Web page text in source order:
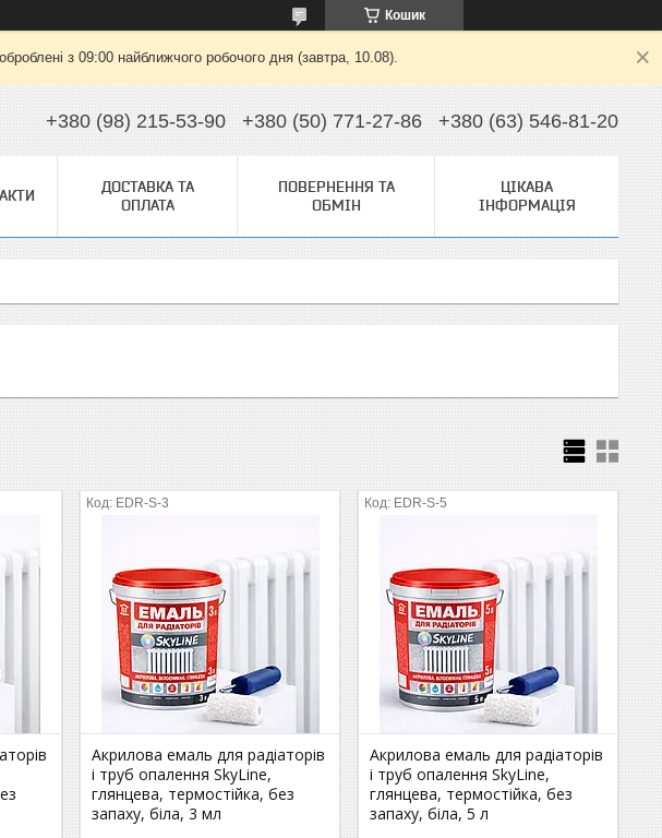
Кошик
з 09:00 найближчого робочого дня (завтра, 10.08).
+380 (98) 215-53-90 +380 (50) 771-27-86 +380 (63) 546-81-20
ДОСТАВКА ТА
ОПЛАТА
ПОВЕРНЕННЯ ТА
ОБМІН
ЦІКАВА
ІНФОРМАЦІЯ
EDR-S-3
Акрилова емаль для радіаторів
і труб опалення SkyLine,
глянцева, термостійка, без
запаху, біла, 3 мл
EDR-S-5
Акрилова емаль для радіаторів
і труб опалення SkyLine,
глянцева, термостійка, без
запаху, біла, 5 л